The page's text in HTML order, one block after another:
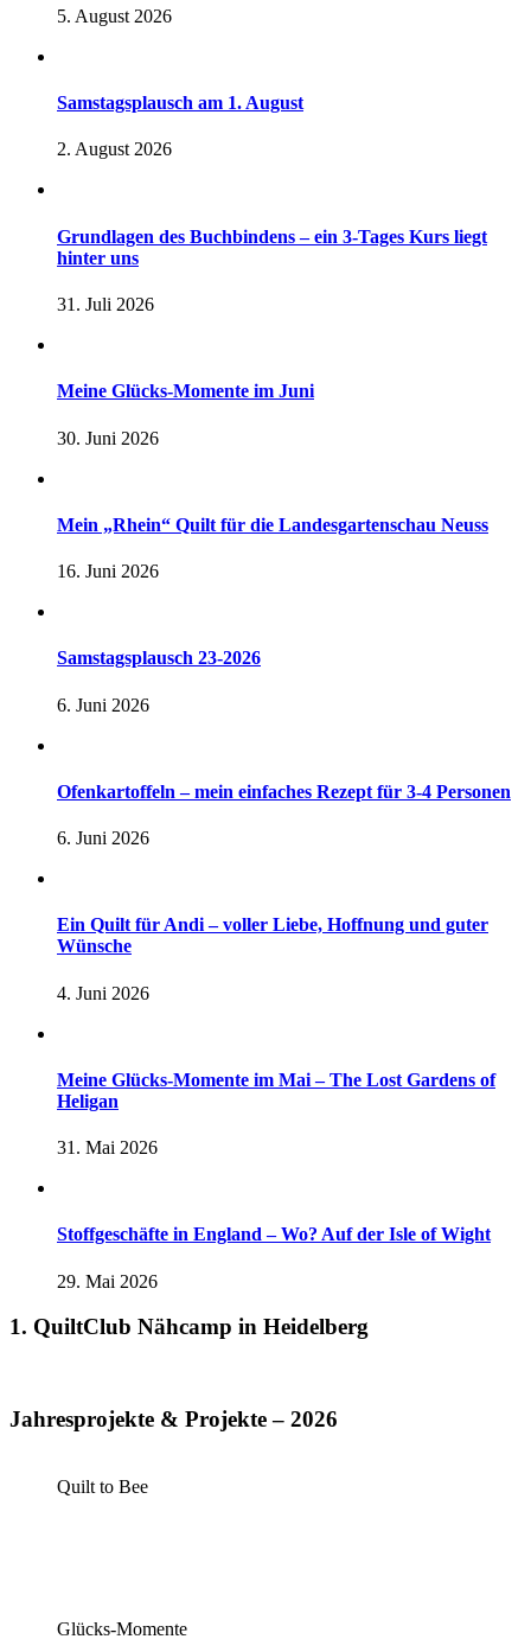
5. August 2026
Samstagsplausch am 1. August
2. August 2026
Grundlagen des Buchbindens – ein 3-Tages Kurs liegt
hinter uns
31. Juli 2026
Meine Glücks-Momente im Juni
30. Juni 2026
Mein „Rhein“ Quilt für die Landesgartenschau Neuss
16. Juni 2026
Samstagsplausch 23-2026
6. Juni 2026
Ofenkartoffeln – mein einfaches Rezept für 3-4 Personen
6. Juni 2026
Ein Quilt für Andi – voller Liebe, Hoffnung und guter
Wünsche
4. Juni 2026
Meine Glücks-Momente im Mai – The Lost Gardens of
Heligan
31. Mai 2026
Stoffgeschäfte in England – Wo? Auf der Isle of Wight
29. Mai 2026
1. QuiltClub Nähcamp in Heidelberg
Jahresprojekte & Projekte – 2026
Quilt to Bee
Glücks-Momente